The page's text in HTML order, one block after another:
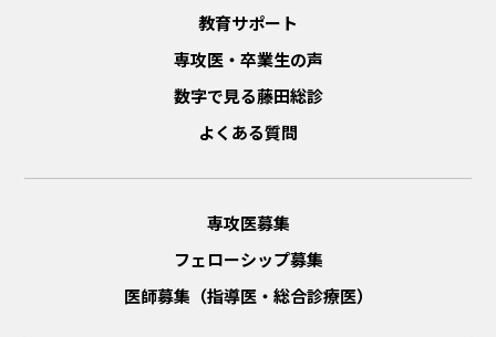
教育サポート
専攻医・卒業生の声
数字で見る藤田総診
よくある質問
専攻医募集
フェローシップ募集
医師募集（指導医・総合診療医）